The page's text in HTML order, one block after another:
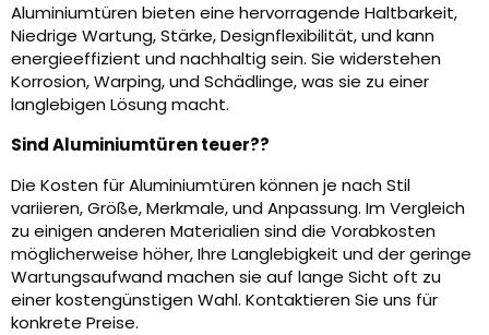
Aluminiumtüren bieten eine hervorragende Haltbarkeit,
Niedrige Wartung, Stärke, Designflexibilität, und kann
energieeffizient und nachhaltig sein. Sie widerstehen
Korrosion, Warping, und Schädlinge, was sie zu einer
langlebigen Lösung macht.
Sind Aluminiumtüren teuer??
Die Kosten für Aluminiumtüren können je nach Stil
variieren, Größe, Merkmale, und Anpassung. Im Vergleich
zu einigen anderen Materialien sind die Vorabkosten
möglicherweise höher, Ihre Langlebigkeit und der geringe
Wartungsaufwand machen sie auf lange Sicht oft zu
einer kostengünstigen Wahl. Kontaktieren Sie uns für
konkrete Preise.